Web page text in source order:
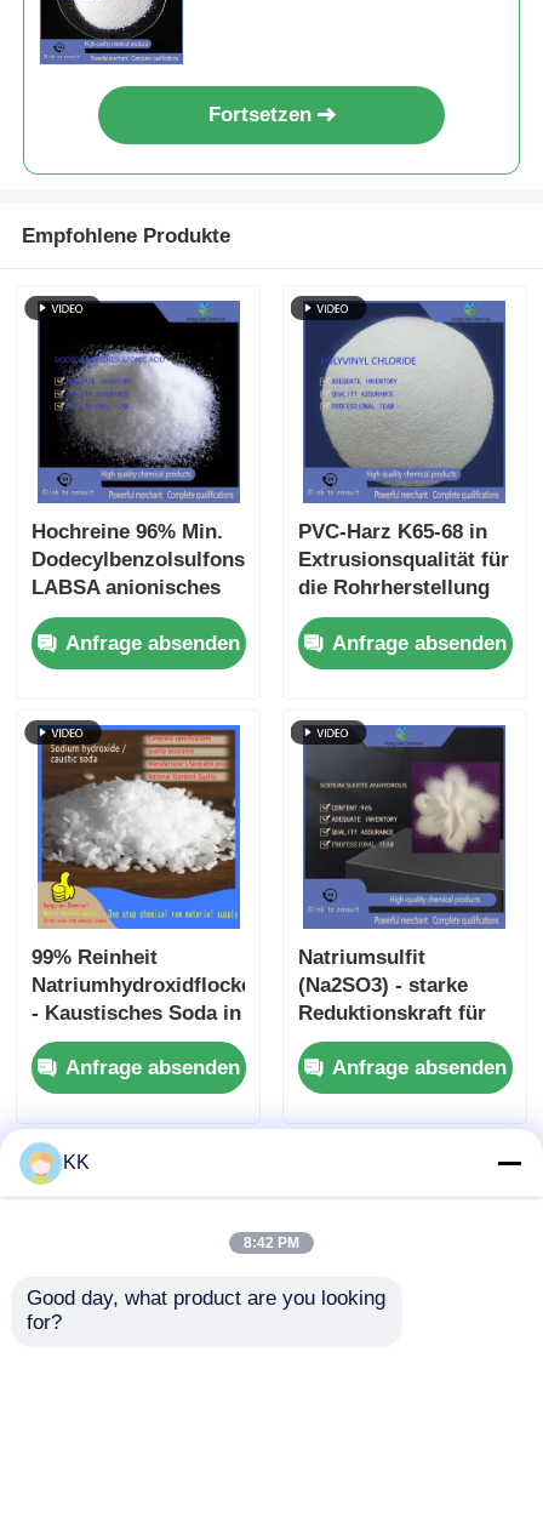
Fortsetzen
Empfohlene Produkte
Hochreine 96% Min.
Dodecylbenzolsulfonsäure
LABSA anionisches
Tensid für
Waschmittelrohstoff
Anfrage absenden
PVC-Harz K65-68 in
Extrusionsqualität für
die Rohrherstellung
und Fensterrahmen
Anfrage absenden
99% Reinheit
Natriumhydroxidflocken
- Kaustisches Soda in
industrieller Qualität
für die
Wasserbehandlung
und
Chemieproduktion
Anfrage absenden
Natriumsulfit
(Na2SO3) - starke
Reduktionskraft für
Fotografie,
Wasserdechlorinator
und
Anfrage absenden
KK
8:42 PM
Good day, what product are you looking
for?